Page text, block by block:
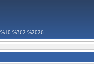
%10 %362 %2026